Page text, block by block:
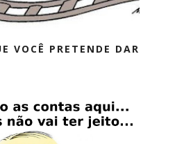
VOCÊ PRETENDE DAR